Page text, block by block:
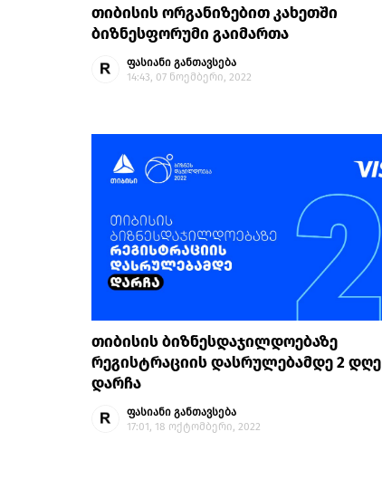
თიბისის ორგანიზებით კახეთში
ბიზნესფორუმი გაიმართა
ფასიანი განთავსება
14:43, 07 ნოემბერი, 2022
თიბისის ბიზნესდაჯილდოებაზე
რეგისტრაციის დასრულებამდე 2 დღე
დარჩა
ფასიანი განთავსება
17:01, 18 ოქტომბერი, 2022